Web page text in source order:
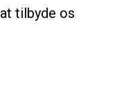
tilbyde os